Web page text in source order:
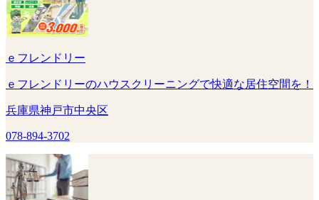
ｅフレンドリー
ｅフレンドリーのハウスクリーニングで快適な居住空間を！
兵庫県神戸市中央区
078-894-3702